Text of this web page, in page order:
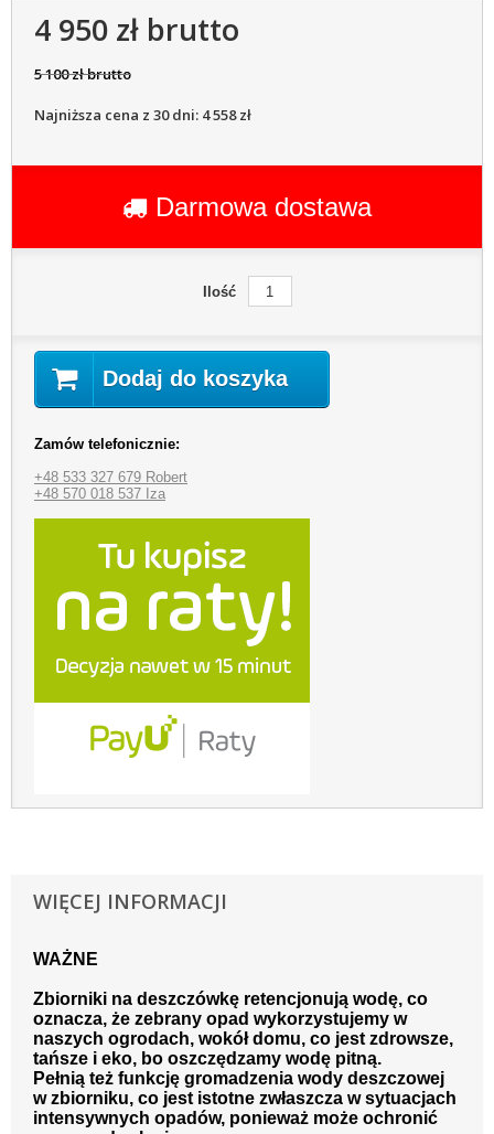
4 950 zł brutto
5 100 zł brutto
Najniższa cena z 30 dni: 4 558 zł
Darmowa dostawa
Ilość
Dodaj do koszyka
Zamów telefonicznie:
+48 533 327 679 Robert
+48 570 018 537 Iza
WIĘCEJ INFORMACJI
WAŻNE
Zbiorniki na deszczówkę retencjonują wodę, co
oznacza, że zebrany opad wykorzystujemy w
naszych ogrodach, wokół domu, co jest zdrowsze,
tańsze i eko, bo oszczędzamy wodę pitną.
Pełnią też funkcję gromadzenia wody deszczowej
w zbiorniku, co jest istotne zwłaszcza w sytuacjach
intensywnych opadów, ponieważ może ochronić